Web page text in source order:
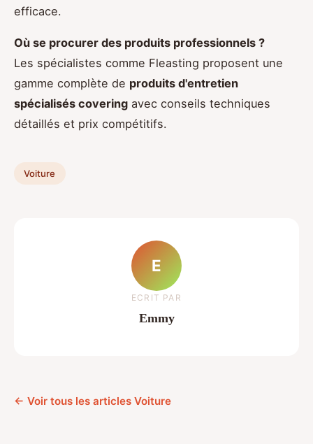
efficace.
Où se procurer des produits professionnels ?
Les spécialistes comme Fleasting proposent une
gamme complète de produits d'entretien
spécialisés covering avec conseils techniques
détaillés et prix compétitifs.
Voiture
E
ECRIT PAR
Emmy
← Voir tous les articles Voiture